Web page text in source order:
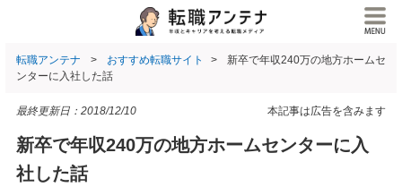
転職アンテナ おすすめ転職サイト
新卒で年収240万の地方ホームセ
ンターに入社した話
本記事は広告を含みます
最終更新日： 2018/12/10
新卒で年収240万の地方ホームセンターに入
社した話